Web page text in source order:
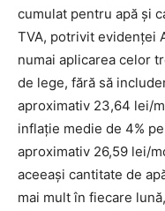
cumulat pentru apă și
TVA, potrivit evidenței
numai aplicarea celor
de lege, fără să
aproximativ 23,64 lei/
inflație medie de 4%
aproximativ 26,59 lei/
aceeași cantitate de
mai mult în fiecare